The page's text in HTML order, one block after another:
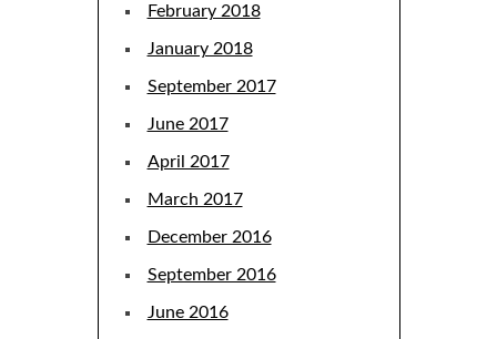
February 2018
January 2018
September 2017
June 2017
April 2017
March 2017
December 2016
September 2016
June 2016